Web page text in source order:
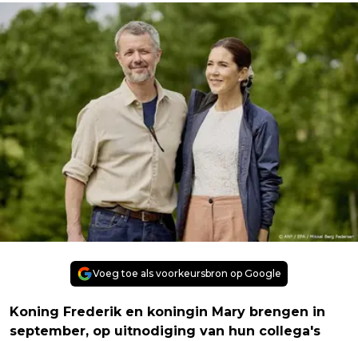
Voeg toe als voorkeursbron op Google
Koning Frederik en koningin Mary brengen in
september, op uitnodiging van hun collega's